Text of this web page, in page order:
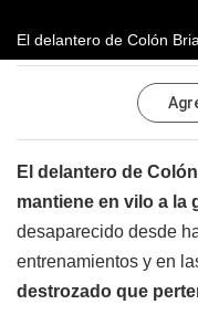
El delantero de Colón
El delantero de
mantiene en vilo a la
desaparecido desde
entrenamientos y en
destrozado que